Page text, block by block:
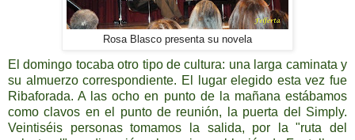
Rosa Blasco presenta su novela
El domingo tocaba otro tipo de cultura: una larga caminata y
su almuerzo correspondiente. El lugar elegido esta vez fue
Ribaforada. A las ocho en punto de la mañana estábamos
como clavos en el punto de reunión, la puerta del Simply.
Veintiséis personas tomamos la salida, por la "ruta del